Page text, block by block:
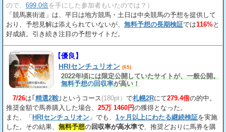
ので、 699.0倍を手にした参加者もいたのでは？）
「競馬裏街道」は、平日は地方競馬・土日は中央競馬の予想を提供して
おり、予想見解は添えられていないが、 無料予想の長期検証では116%と
好成績。引き続き注目の予想サイトだ。
【優良】
HRIセンチュリオン (65)
2022年頃には限定公開していたサイトが、一般公開。
無料予想の回収率が高い！
7/26は｢ 精選2鞍 ｣というコース (180pt） で札幌2Rにて279.4倍の的中。
推奨金額で馬券購入した場合、 25万 1460円の獲得となった。
また、「 HRIセンチュリオン 」でも、 1ヶ月以上にわたる継続検証を実施
した。その結果、 無料予想の回収率が高水準で、推奨どおりに馬券を購